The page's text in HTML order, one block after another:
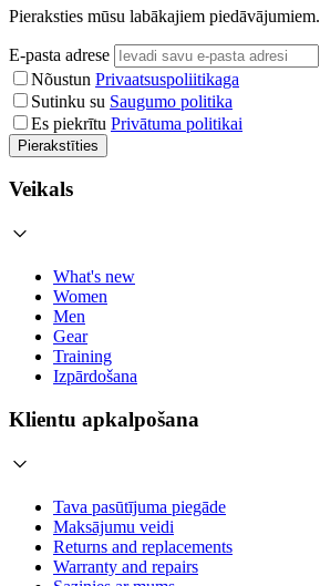
Pieraksties mūsu labākajiem piedāvājumiem.
E-pasta adrese
Nõustun Privaatsuspoliitikaga
Sutinku su Saugumo politika
Es piekrītu Privātuma politikai
Pierakstīties
Veikals
What's new
Women
Men
Gear
Training
Izpārdošana
Klientu apkalpošana
Tava pasūtījuma piegāde
Maksājumu veidi
Returns and replacements
Warranty and repairs